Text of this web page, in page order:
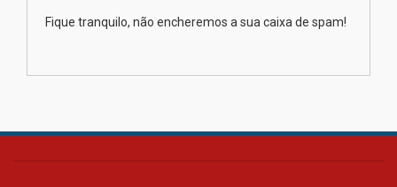
diagnóstico precoce do câncer
de pulmão
Fique tranquilo, não encheremos a sua caixa de spam!